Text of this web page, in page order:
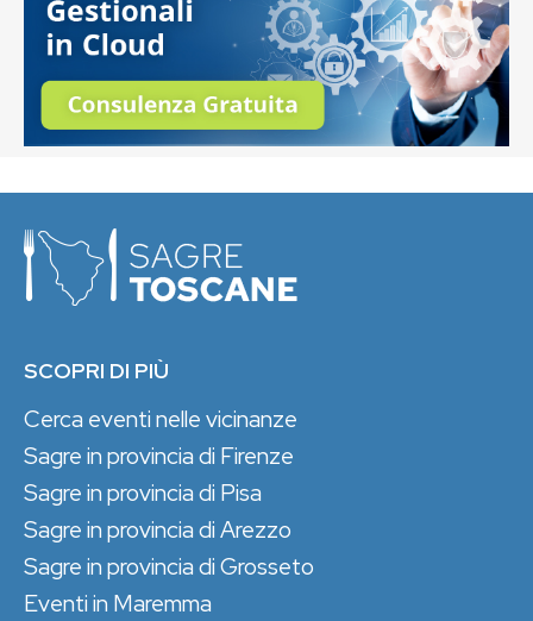
SCOPRI DI PIÙ
Cerca eventi nelle vicinanze
Sagre in provincia di Firenze
Sagre in provincia di Pisa
Sagre in provincia di Arezzo
Sagre in provincia di Grosseto
Eventi in Maremma